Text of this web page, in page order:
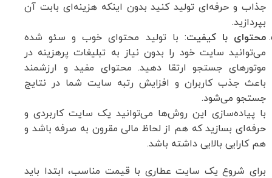
جذاب و حرفه‌ای تولید کنید بدون اینکه هزینه‌ای بابت آن
بپردازید.
محتوای با کیفیت: با تولید محتوای خوب و سئو شده
می‌توانید سایت خود را بدون نیاز به تبلیغات پرهزینه در
موتورهای جستجو ارتقا دهید. محتوای مفید و ارزشمند
باعث جذب کاربران و افزایش رتبه سایت شما در نتایج
جستجو می‌شود.
با پیاده‌سازی این روش‌ها می‌توانید یک سایت کاربردی و
حرفه‌ای بسازید که هم از لحاظ مالی مقرون به صرفه باشد و
هم کارایی بالایی داشته باشد.
برای شروع یک سایت عطاری با قیمت مناسب، ابتدا باید